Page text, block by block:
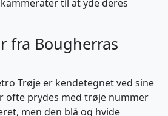
til at yde deres
fra Bougherras
Trøje er kendetegnet ved sine
ofte prydes med trøje nummer
men den blå og hvide